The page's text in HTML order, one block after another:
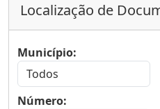
Localização de
Município:
Número: